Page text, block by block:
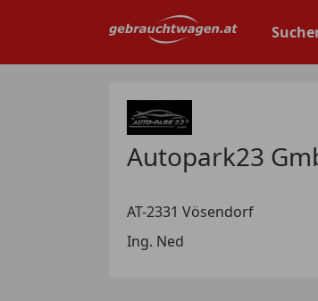
Autopark23
AT-2331 Vösendorf
Ing. Ned